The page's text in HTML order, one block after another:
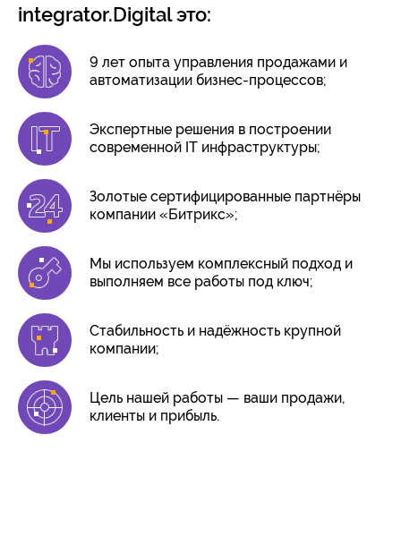
integrator.Digital это:
9 лет опыта управления продажами и
автоматизации бизнес-процессов;
Экспертные решения в построении
современной IT инфраструктуры;
Золотые сертифицированные партнёры
компании «Битрикс»;
Мы используем комплексный подход и
выполняем все работы под ключ;
Стабильность и надёжность крупной
компании;
Цель нашей работы — ваши продажи,
клиенты и прибыль.